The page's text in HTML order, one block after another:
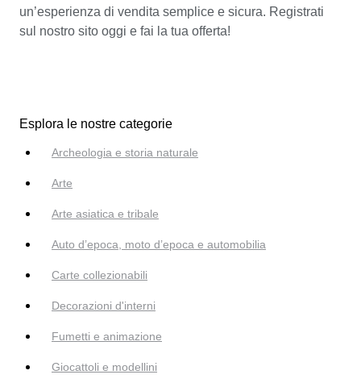
un’esperienza di vendita semplice e sicura. Registrati
sul nostro sito oggi e fai la tua offerta!
Esplora le nostre categorie
Archeologia e storia naturale
Arte
Arte asiatica e tribale
Auto d’epoca, moto d’epoca e automobilia
Carte collezionabili
Decorazioni d'interni
Fumetti e animazione
Giocattoli e modellini